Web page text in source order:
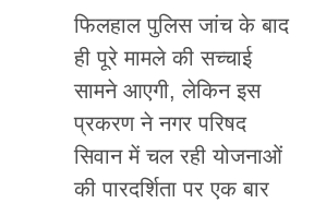
फिलहाल पुलिस जांच के बाद
ही पूरे मामले की सच्चाई
सामने आएगी, लेकिन इस
प्रकरण ने नगर परिषद
सिवान में चल रही योजनाओं
की पारदर्शिता पर एक बार